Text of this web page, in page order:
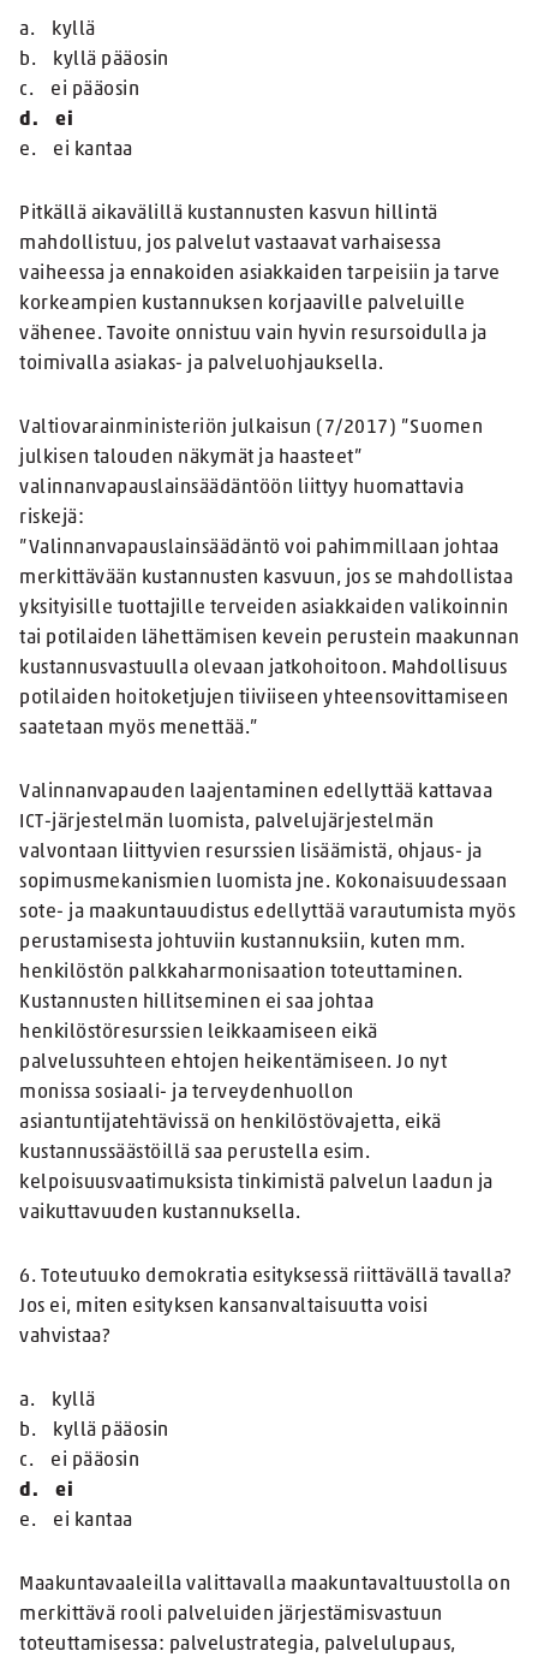
a. kyllä
b. kyllä pääosin
c. ei pääosin
d. ei
e. ei kantaa
Pitkällä aikavälillä kustannusten kasvun hillintä
mahdollistuu, jos palvelut vastaavat varhaisessa
vaiheessa ja ennakoiden asiakkaiden tarpeisiin ja tarve
korkeampien kustannuksen korjaaville palveluille
vähenee. Tavoite onnistuu vain hyvin resursoidulla ja
toimivalla asiakas- ja palveluohjauksella.
Valtiovarainministeriön julkaisun (7/2017) ”Suomen
julkisen talouden näkymät ja haasteet”
valinnanvapauslainsäädäntöön liittyy huomattavia
riskejä:
”Valinnanvapauslainsäädäntö voi pahimmillaan johtaa
merkittävään kustannusten kasvuun, jos se mahdollistaa
yksityisille tuottajille terveiden asiakkaiden valikoinnin
tai potilaiden lähettämisen kevein perustein maakunnan
kustannusvastuulla olevaan jatkohoitoon. Mahdollisuus
potilaiden hoitoketjujen tiiviiseen yhteensovittamiseen
saatetaan myös menettää.”
Valinnanvapauden laajentaminen edellyttää kattavaa
ICT-järjestelmän luomista, palvelujärjestelmän
valvontaan liittyvien resurssien lisäämistä, ohjaus- ja
sopimusmekanismien luomista jne. Kokonaisuudessaan
sote- ja maakuntauudistus edellyttää varautumista myös
perustamisesta johtuviin kustannuksiin, kuten mm.
henkilöstön palkkaharmonisaation toteuttaminen.
Kustannusten hillitseminen ei saa johtaa
henkilöstöresurssien leikkaamiseen eikä
palvelussuhteen ehtojen heikentämiseen. Jo nyt
monissa sosiaali- ja terveydenhuollon
asiantuntijatehtävissä on henkilöstövajetta, eikä
kustannussäästöillä saa perustella esim.
kelpoisuusvaatimuksista tinkimistä palvelun laadun ja
vaikuttavuuden kustannuksella.
6. Toteutuuko demokratia esityksessä riittävällä tavalla?
Jos ei, miten esityksen kansanvaltaisuutta voisi
vahvistaa?
a. kyllä
b. kyllä pääosin
c. ei pääosin
d. ei
e. ei kantaa
Maakuntavaaleilla valittavalla maakuntavaltuustolla on
merkittävä rooli palveluiden järjestämisvastuun
toteuttamisessa: palvelustrategia, palvelulupaus,